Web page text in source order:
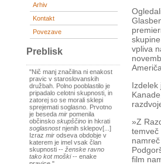
Arhiv
Kontakt
Povezave
Preblisk
"Nič manj značilna ni enakost
pravic v staroslovanskih
družbah. Polno pooblastilo je
pripadalo celotni skupnosti, in
zatorej so se morali sklepi
sprejemati soglasno. Prvotno
je beseda mir pomenila
občinsko skupščino in hkrati
soglasnostnjenih sklepov[...]
Izraz mir odseva obdobje v
katerem je imel vsak član
skupnosti -- ženske ravno
tako kot moški-- enake
vpliva
Izdelek
»Z
temveč
film